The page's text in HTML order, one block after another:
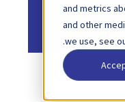
and metrics
and other
we use, see
قاعدة المعرفة
وأنواع الرسائل